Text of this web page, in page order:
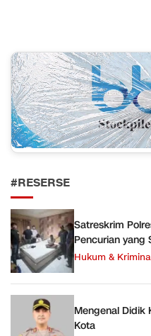
#RESERSE
Satreskrim
Pencurian yang
Hukum &
Mengenal Didik
Kota